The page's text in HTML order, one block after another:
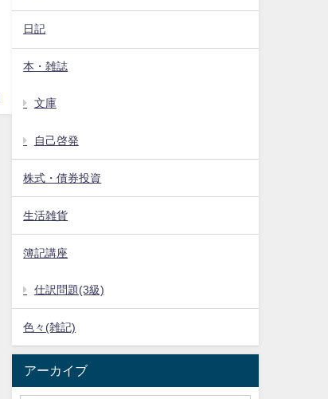
日記
本・雑誌
文庫
自己啓発
株式・債券投資
生活雑貨
簿記講座
仕訳問題(3級)
色々(雑記)
アーカイブ